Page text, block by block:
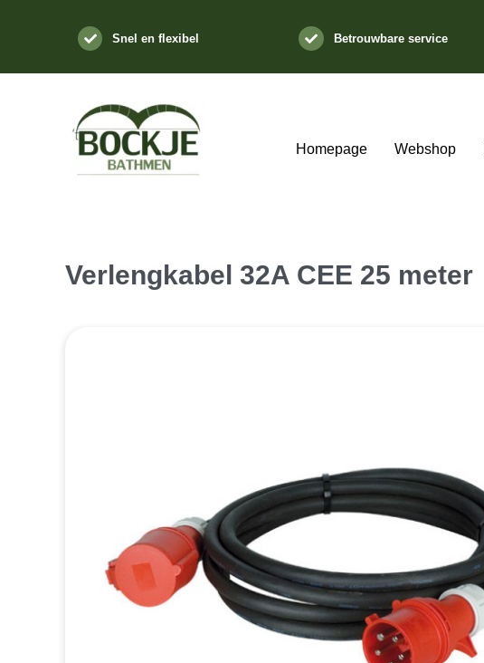
Snel en flexibel Betrouwbare service
Homepage Webshop
Verlengkabel 32A CEE 25 meter